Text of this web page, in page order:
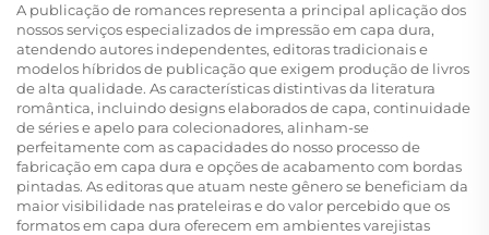
A publicação de romances representa a principal aplicação dos
nossos serviços especializados de impressão em capa dura,
atendendo autores independentes, editoras tradicionais e
modelos híbridos de publicação que exigem produção de livros
de alta qualidade. As características distintivas da literatura
romântica, incluindo designs elaborados de capa, continuidade
de séries e apelo para colecionadores, alinham-se
perfeitamente com as capacidades do nosso processo de
fabricação em capa dura e opções de acabamento com bordas
pintadas. As editoras que atuam neste gênero se beneficiam da
maior visibilidade nas prateleiras e do valor percebido que os
formatos em capa dura oferecem em ambientes varejistas